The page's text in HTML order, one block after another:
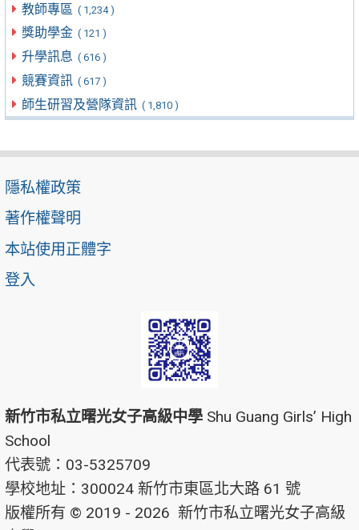
教師專區 ( 1,234 )
獎助學金 ( 121 )
升學訊息 ( 616 )
競賽資訊 ( 617 )
師生研習及營隊資訊 ( 1,810 )
隱私權政策
著作權聲明
本站使用正體字
登入
新竹市私立曙光女子高級中學 Shu Guang Girls’ High
School
代表號：03-5325709
學校地址：300024 新竹市東區北大路 61 號
版權所有 © 2019 - 2026 新竹市私立曙光女子高級